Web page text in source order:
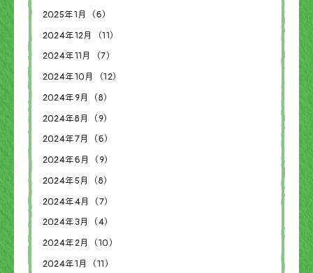
2025年1月（6）
2024年12月（11）
2024年11月（7）
2024年10月（12）
2024年9月（8）
2024年8月（9）
2024年7月（6）
2024年6月（9）
2024年5月（8）
2024年4月（7）
2024年3月（4）
2024年2月（10）
2024年1月（11）